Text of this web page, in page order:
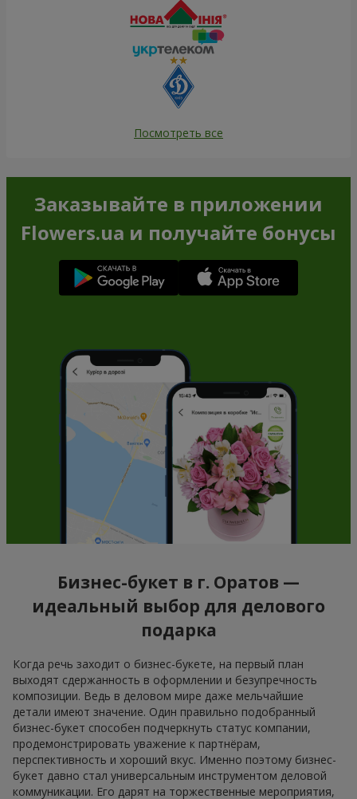
Посмотреть все
Заказывайте в приложении
Flowers.ua и получайте бонусы
Бизнес-букет в г. Оратов —
идеальный выбор для делового
подарка
Когда речь заходит о бизнес-букете, на первый план
выходят сдержанность в оформлении и безупречность
композиции. Ведь в деловом мире даже мельчайшие
детали имеют значение. Один правильно подобранный
бизнес-букет способен подчеркнуть статус компании,
продемонстрировать уважение к партнёрам,
перспективность и хороший вкус. Именно поэтому бизнес-
букет давно стал универсальным инструментом деловой
коммуникации. Его дарят на торжественные мероприятия,